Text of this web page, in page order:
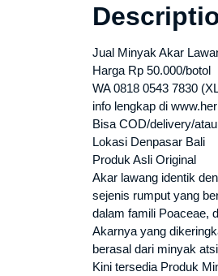
Jual Minyak Akar
Harga Rp 50.000/botol
WA 0818 0543 7830
info lengkap di
Bisa COD/delivery/
Lokasi Denpasar Bali
Produk Asli Original
Akar lawang identik
sejenis rumput yang
dalam famili Poaceae,
Akarnya yang
berasal dari minyak
Kini tersedia Produk